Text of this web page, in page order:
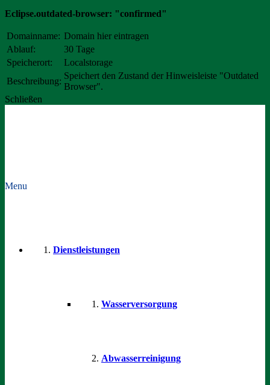
Eclipse.outdated-browser: "confirmed"
Domainname: Domain hier eintragen
Ablauf:
30 Tage
Speicherort:
Localstorage
Beschreibung:
Speichert den Zustand der Hinweisleiste "Outdated
Browser".
Schließen
Menu
Dienstleistungen
Wasserversorgung
Abwasserreinigung